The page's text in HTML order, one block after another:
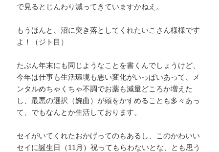
で見るとじんわり減ってきていますかねえ。
もうほんと、沼に突き落としてくれたいこさん様様です
よ！（ジト目）
たぶん年末にも同じようなことを書くんでしょうけど、
今年は仕事も生活環境も悪い変化がいっぱいあって、メ
ンタルめちゃくちゃ不調でお薬も減量どころか増えた
し、最悪の選択（婉曲）が頭をかすめることも多々あっ
て、でもなんとか生活しております。
セイがいてくれたおかげってのもあるし、このかわいい
セイに誕生日（11月）祝ってもらわないとな、とも思う